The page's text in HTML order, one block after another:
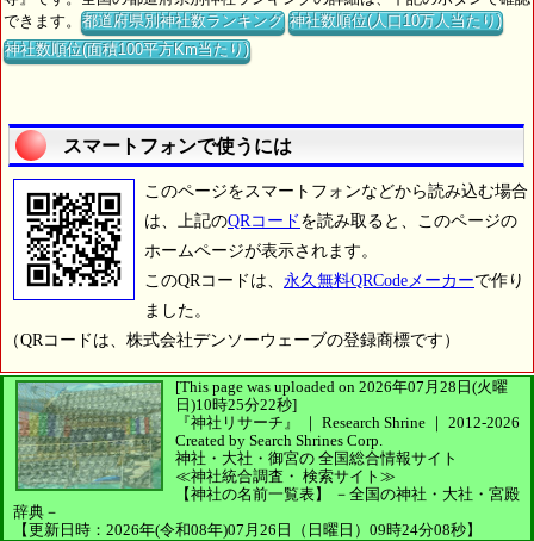
できます。都道府県別神社数ランキング 神社数順位(人口10万人当たり)
神社数順位(面積100平方Km当たり)
スマートフォンで使うには
このページをスマートフォンなどから読み込む場合
は、上記のQRコード を読み取ると、このページの
ホームページが表示されます。
このQRコードは、 永久無料QRCodeメーカーで作り
ました。
（QRコードは、株式会社デンソーウェーブの登録商標です）
[This page was uploaded on 2026年07月28日(火曜
日)10時25分22秒]
『神社リサーチ』 ｜ Research Shrine ｜ 2012-2026
Created by Search Shrines Corp.
神社・大社・御宮の 全国総合情報サイト
≪神社統合調査・ 検索サイト≫
【神社の名前一覧表】
－全国の神社・大社・宮殿
辞典－
【更新日時：2026年(令和08年)07月26日（日曜日）09時24分08秒】